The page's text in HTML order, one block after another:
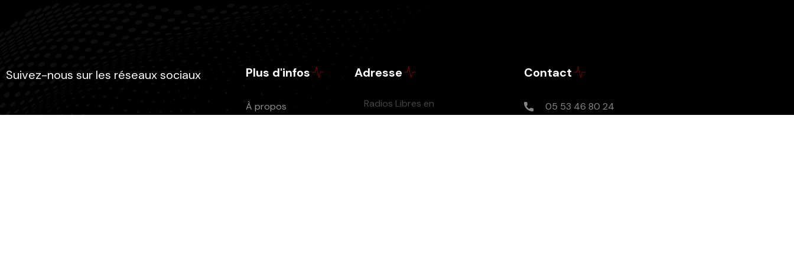
Suivez-nous sur les réseaux sociaux Plus d'infos
À propos
Adresse
Radios Libres en
Contact
05 53 46 80 24